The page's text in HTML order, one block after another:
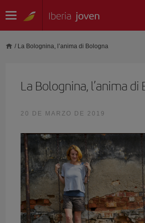
/ La Bolognina, l’anima di Bologna
La Bolognina, l’anima di
20 DE MARZO DE 2019